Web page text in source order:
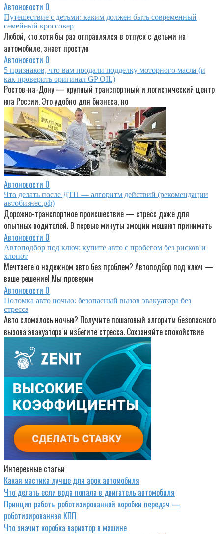
Автоновости 0
Путешествие с детьми: каким должен быть современный
семейный кроссовер
Любой, кто хотя бы раз отправлялся в отпуск с детьми на
автомобиле, знает простую
Автоновости 0
5 признаков, что вам продали подделку моторного масла (и
как проверить оригинал GP OIL)
Ростов-на-Дону — крупный транспортный и логистический центр
юга России. Это удобно для бизнеса, но
Автоновости 0
Что делать после ДТП — алгоритм действий (рекомендации
автобизнес.рф)
Дорожно-транспортное происшествие — стресс даже для
опытных водителей. В первые минуты эмоции мешают принимать
Автоновости 0
Автоподбор под ключ: купите авто с пробегом без рисков и
хлопот
Мечтаете о надежном авто без проблем? Автоподбор под ключ —
ваше решение! Мы проверим
Автоновости 0
Поломка авто ночью: безопасный вызов эвакуатора без
стресса
Авто сломалось ночью? Получите пошаговый алгоритм безопасного
вызова эвакуатора и избегите стресса. Сохраняйте спокойствие
Интересные статьи
Какая мастика лучше для арок автомобиля
Что делать если вода попала в двигатель автомобиля
Принцип работы роботизированной коробки передач —
роботизированная КПП
Что значит коробка вариатор в машине